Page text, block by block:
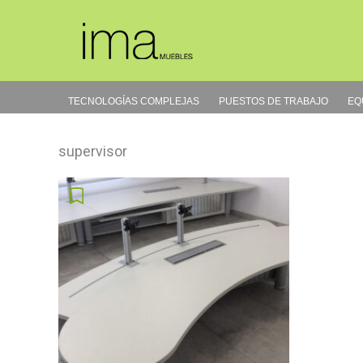
TECNOLOGÍAS COMPLEJAS PUESTOS DE TRABAJO
supervisor